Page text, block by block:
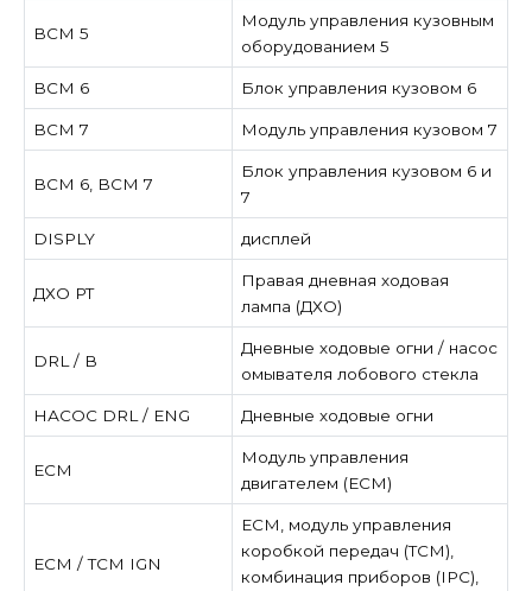
BCM 5
Модуль управления кузовным
оборудованием 5
BCM 6 Блок управления кузовом 6
BCM 7 Модуль управления кузовом 7
BCM 6, BCM 7
Блок управления кузовом 6 и
7
DISPLY дисплей
ДХО РТ
Правая дневная ходовая
лампа (ДХО)
DRL / В
Дневные ходовые огни / насос
омывателя лобового стекла
НАСОС DRL / ENG Дневные ходовые огни
ECM
Модуль управления
двигателем (ECM)
ECM / TCM IGN
ECM, модуль управления
коробкой передач (TCM),
комбинация приборов (IPC),